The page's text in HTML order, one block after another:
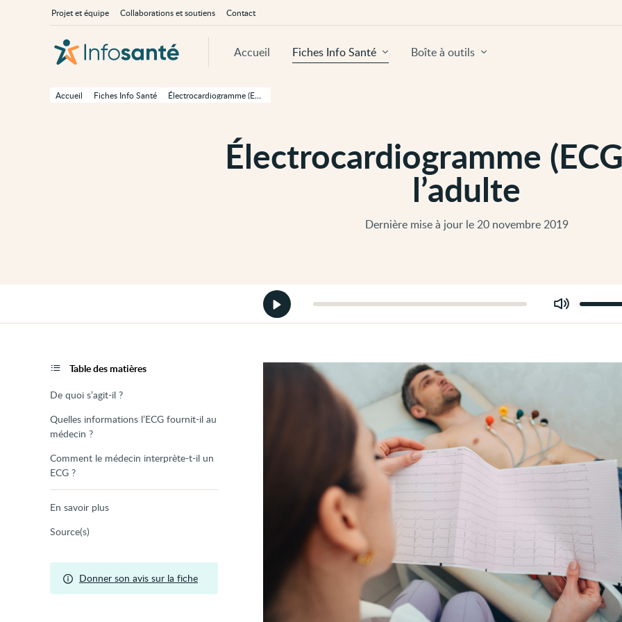
Électrocardiogramme
l’adulte
Dernière mise à jour le 20 novembre 2019
Accueil Fiches Info Santé Électrocardiogramme (ECG) chez l’adulte
principale
Accueil Fiches Info Santé Boîte à outils
À
propos
Projet et équipe Collaborations et soutiens Contact
Démarrer
la
version
page
Modifier
volume
Table des matières
De quoi s’agit-il ?
Quelles informations l’ECG fournit-il au
médecin ?
Comment le médecin interprète-t-il un
ECG ?
En savoir plus
Source(s)
Donner son avis sur la fiche